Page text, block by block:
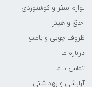
لوازم سفر و کوهنوردی
اجاق و هیتر
ظروف چوبی و بامبو
درباره ما
تماس با ما
آرایشی و بهداشتی